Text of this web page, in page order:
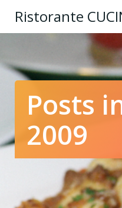
Ristorante
Posts
2009